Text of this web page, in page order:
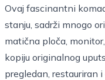
Ovaj fascinantni
stanju, sadrži mnogo
matična ploča,
kopiju originalnog
pregledan, restauriran